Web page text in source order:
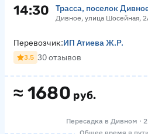
14:30 Трасса, поселок
Дивное, улица Шосейная,
≈ 1680 руб.
Перевозчик:ИП Атиева Ж.Р.
3.5 30 отзывов
Пересадка в Дивном ·